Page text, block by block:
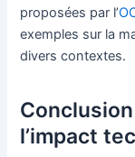
proposées par l’
exemples sur la
divers contextes.
l’impact